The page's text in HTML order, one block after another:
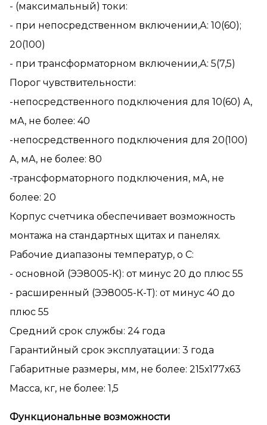
- (максимальный) токи:
- при непосредственном включении,А: 10(60);
20(100)
- при трансформаторном включении,А: 5(7,5)
Порог чувствительности:
-непосредственного подключения для 10(60) А,
мА, не более: 40
-непосредственного подключения для 20(100)
А, мА, не более: 80
-трансформаторного подключения, мА, не
более: 20
Корпус счетчика обеспечивает возможность
монтажа на стандартных щитах и панелях.
Рабочие диапазоны температур, о С:
- основной (ЭЭ8005-К): от минус 20 до плюс 55
- расширенный (ЭЭ8005-К-Т): от минус 40 до
плюс 55
Средний срок службы: 24 года
Гарантийный срок эксплуатации: 3 года
Габаритные размеры, мм, не более: 215х177х63
Масса, кг, не более: 1,5
Функциональные возможности